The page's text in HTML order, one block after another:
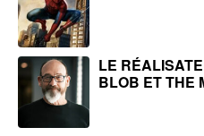
LE
BLOB ET THE